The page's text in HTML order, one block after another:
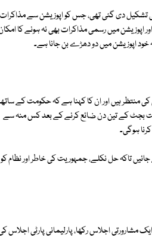
دی گئی تھی، جس کو اپوزیشن سے مذاکرات
اپوزیشن میں رسمی مذاکرات بھی نہ ہونے کا
اپوزیشن میں دو دھڑے بن جانا ہے۔
منتظر ہیں اور ان کا کہنا ہے کہ حکومت کے
بجٹ کے تین دن ضائع کرنے کے بعد کس منہ سے
ہوگی۔
تاکہ حل نکلے، جمہوریت کی خاطر اور نظام کو
اجلاس رکھا، پارلیمانی پارٹی اجلاس